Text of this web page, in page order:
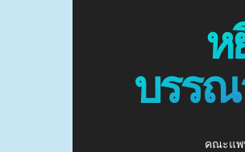
ห
บรรณ
คณะแพ